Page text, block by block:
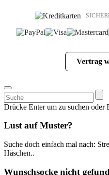
Vertrag
Suchen
nach:
Drücke Enter um zu suchen oder
Lust auf Muster?
Suche doch einfach mal nach:
Häschen..
Wunschsocke nicht